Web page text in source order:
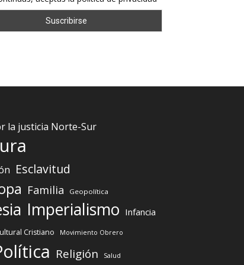
la justicia Norte-Sur
Esclavitud
Familia Geopolítica
Imperialismo Infancia
Cristiano Movimiento Obrero
Religión Salud